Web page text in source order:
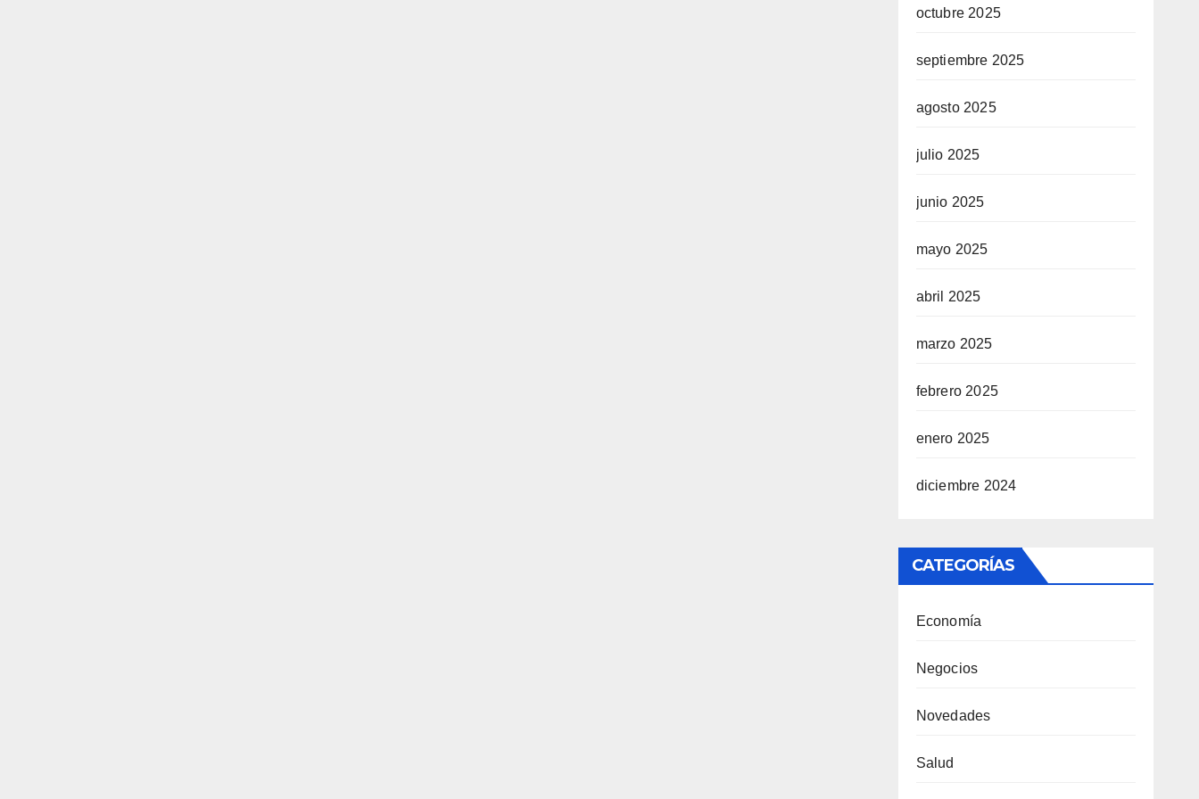
octubre 2025
septiembre 2025
agosto 2025
julio 2025
junio 2025
mayo 2025
abril 2025
marzo 2025
febrero 2025
enero 2025
diciembre 2024
CATEGORÍAS
Economía
Negocios
Novedades
Salud